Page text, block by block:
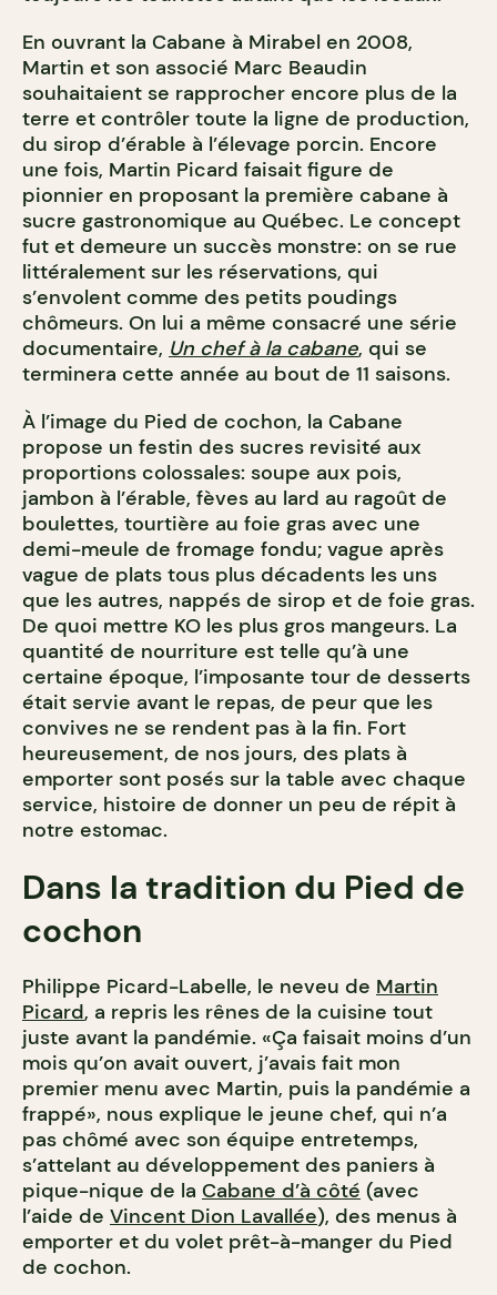
En ouvrant la Cabane à Mirabel en 2008,
Martin et son associé Marc Beaudin
souhaitaient se rapprocher encore plus de la
terre et contrôler toute la ligne de production,
du sirop d’érable à l’élevage porcin. Encore
une fois, Martin Picard faisait figure de
pionnier en proposant la première cabane à
sucre gastronomique au Québec. Le concept
fut et demeure un succès monstre: on se rue
littéralement sur les réservations, qui
s’envolent comme des petits poudings
chômeurs. On lui a même consacré une série
documentaire, Un chef à la cabane, qui se
terminera cette année au bout de 11 saisons.
À l’image du Pied de cochon, la Cabane
propose un festin des sucres revisité aux
proportions colossales: soupe aux pois,
jambon à l’érable, fèves au lard au ragoût de
boulettes, tourtière au foie gras avec une
demi-meule de fromage fondu; vague après
vague de plats tous plus décadents les uns
que les autres, nappés de sirop et de foie gras.
De quoi mettre KO les plus gros mangeurs. La
quantité de nourriture est telle qu’à une
certaine époque, l’imposante tour de desserts
était servie avant le repas, de peur que les
convives ne se rendent pas à la fin. Fort
heureusement, de nos jours, des plats à
emporter sont posés sur la table avec chaque
service, histoire de donner un peu de répit à
notre estomac.
Dans la tradition du Pied de
cochon
Philippe Picard-Labelle, le neveu de Martin
Picard, a repris les rênes de la cuisine tout
juste avant la pandémie. «Ça faisait moins d’un
mois qu’on avait ouvert, j’avais fait mon
premier menu avec Martin, puis la pandémie a
frappé», nous explique le jeune chef, qui n’a
pas chômé avec son équipe entretemps,
s’attelant au développement des paniers à
pique-nique de la Cabane d’à côté (avec
l’aide de Vincent Dion Lavallée), des menus à
emporter et du volet prêt-à-manger du Pied
de cochon.